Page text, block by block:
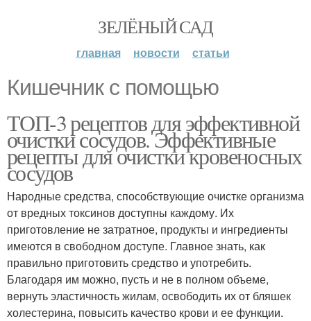
ЗЕЛЁНЫЙ САД
главная новости статьи
Кишечник с помощью
ТОП-3 рецептов для эффективной
очистки сосудов. Эффективные
рецепты для очистки кровеносных
сосудов
Народные средства, способствующие очистке организма
от вредных токсинов доступны каждому. Их
приготовление не затратное, продукты и ингредиенты
имеются в свободном доступе. Главное знать, как
правильно приготовить средство и употребить.
Благодаря им можно, пусть и не в полном объеме,
вернуть эластичность жилам, освободить их от бляшек
холестерина, повысить качество крови и ее функции.